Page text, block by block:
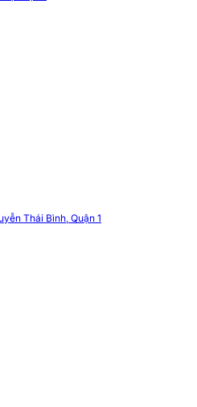
chất lượng cao,…
Tòa nhà
một trong những
– $30/m2/tháng, tùy từng
để biết thêm thông tin chi
nhà CIC Tower, ngõ 219
Thái Bình, Quận 1